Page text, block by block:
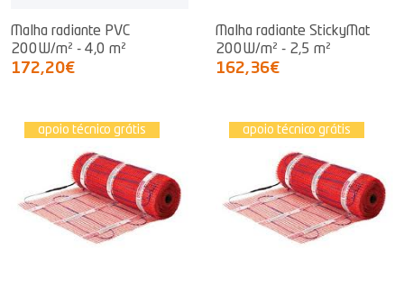
Malha radiante PVC
200W/m² - 4,0 m²
172,20€
Malha radiante StickyMat
200W/m² - 2,5 m²
162,36€
apoio técnico grátis apoio técnico grátis